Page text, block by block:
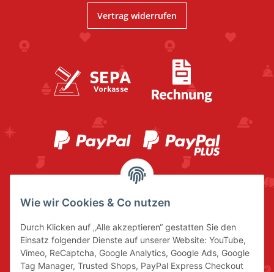
Vertrag widerrufen
Wie wir Cookies & Co nutzen
Durch Klicken auf „Alle akzeptieren“ gestatten Sie den
Einsatz folgender Dienste auf unserer Website: YouTube,
Vimeo, ReCaptcha, Google Analytics, Google Ads, Google
Tag Manager, Trusted Shops, PayPal Express Checkout